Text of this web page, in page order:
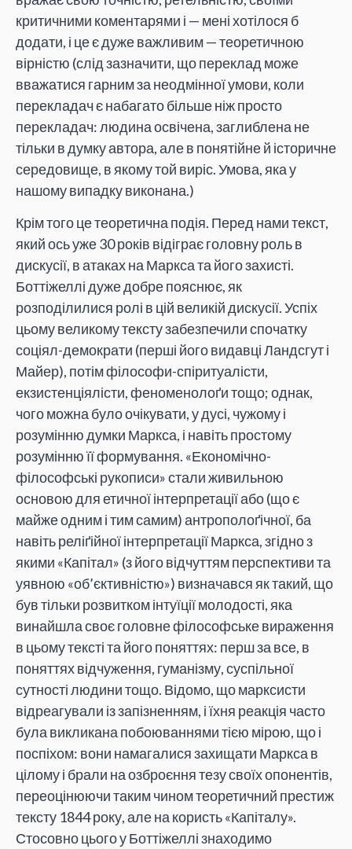
критичними коментарями і — мені хотілося б
додати, і це є дуже важливим — теоретичною
вірністю (слід зазначити, що переклад може
вважатися гарним за неодмінної умови, коли
перекладач є набагато більше ніж просто
перекладач: людина освічена, заглиблена не
тільки в думку автора, але в понятійне й історичне
середовище, в якому той виріс. Умова, яка у
нашому випадку виконана.)
Крім того це теоретична подія. Перед нами текст,
який ось уже 30 років відіграє головну роль в
дискусії, в атаках на Маркса та його захисті.
Боттіжеллі дуже добре пояснює, як
розподілилися ролі в цій великій дискусії. Успіх
цьому великому тексту забезпечили спочатку
соціял-демократи (перші його видавці Ландсгут і
Майер), потім філософи-спіритуалісти,
екзистенціялісти, феноменолоґи тощо; однак,
чого можна було очікувати, у дусі, чужому і
розумінню думки Маркса, і навіть простому
розумінню її формування. «Економічно-
філософські рукописи» стали живильною
основою для етичної інтерпретації або (що є
майже одним і тим самим) антрополоґічної, ба
навіть реліґійної інтерпретації Маркса, згідно з
якими «Капітал» (з його відчуттям перспективи та
уявною «об’єктивністю») визначався як такий, що
був тільки розвитком інтуїції молодості, яка
винайшла своє головне філософське вираження
в цьому тексті та його поняттях: перш за все, в
поняттях відчуження, гуманізму, суспільної
сутності людини тощо. Відомо, що марксисти
відреагували із запізненням, і їхня реакція часто
була викликана побоюваннями тією мірою, що і
поспіхом: вони намагалися захищати Маркса в
цілому і брали на озброєння тезу своїх опонентів,
переоцінюючи таким чином теоретичний престиж
тексту 1844 року, але на користь «Капіталу».
Стосовно цього у Боттіжеллі знаходимо